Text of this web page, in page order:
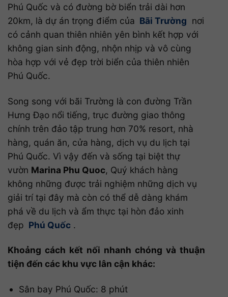
Phú Quốc và có đường bờ biển trải dài hơn
20km, là dự án trọng điểm của Bãi Trường nơi
có cảnh quan thiên nhiên yên bình kết hợp với
không gian sinh động, nhộn nhịp và vô cùng
hòa hợp với vẻ đẹp trời biển của thiên nhiên
Phú Quốc.
Song song với bãi Trường là con đường Trần
Hưng Đạo nổi tiếng, trục đường giao thông
chính trên đảo tập trung hơn 70% resort, nhà
hàng, quán ăn, cửa hàng, dịch vụ du lịch tại
Phú Quốc. Vì vậy đến và sống tại biệt thự
vườn Marina Phu Quoc, Quý khách hàng
không những được trải nghiệm những dịch vụ
giải trí tại đây mà còn có thể dễ dàng khám
phá về du lịch và ẩm thực tại hòn đảo xinh
đẹp Phú Quốc .
Khoảng cách kết nối nhanh chóng và thuận
tiện đến các khu vực lân cận khác:
Sân bay Phú Quốc: 8 phút